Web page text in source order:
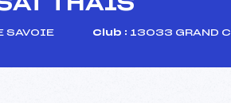
SAVOIE Club : 13033 GRAND